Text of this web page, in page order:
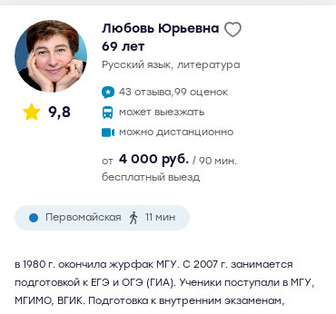
9,8
Любовь Юрьевна
69 лет
русский язык, литература
43 отзыва,99 оценок
может выезжать
можно дистанционно
от 4 000 руб. / 90 мин.
бесплатный выезд
Первомайская 11 мин
в 1980 г. окончила журфак МГУ. С 2007 г. занимается
подготовкой к ЕГЭ и ОГЭ (ГИА). Ученики поступали в МГУ,
МГИМО, ВГИК. Подготовка к внутренним экзаменам,